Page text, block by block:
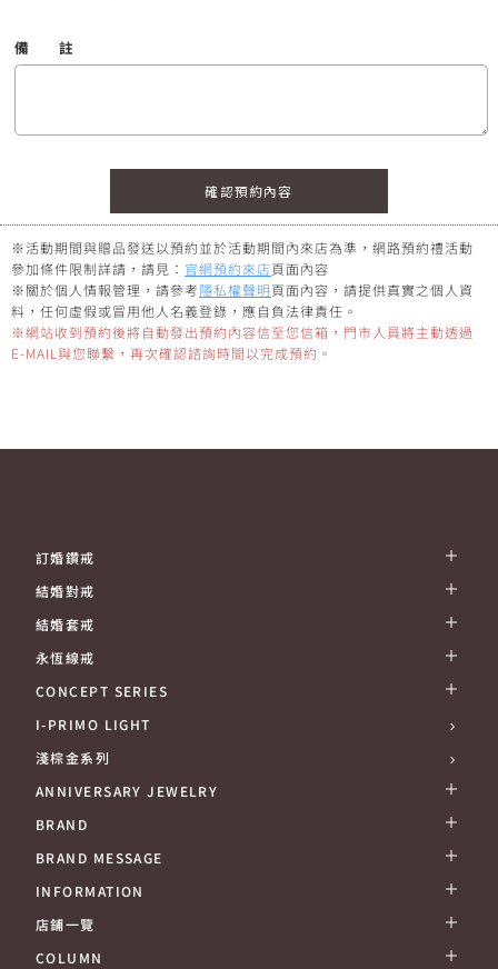
備 註
※活動期間與贈品發送以預約並於活動期間內來店為準，網路預約禮活動
參加條件限制詳請，請見： 官網預約來店頁面內容
※關於個人情報管理，請參考隱私權聲明頁面內容，請提供真實之個人資
料，任何虛假或冒用他人名義登錄，應自負法律責任。
※網站收到預約後將自動發出預約內容信至您信箱，門市人員將主動透過
E-MAIL與您聯繫，再次確認諮詢時間以完成預約。
訂婚鑽戒
結婚對戒
結婚套戒
永恆線戒
CONCEPT SERIES
I-PRIMO LIGHT
淺棕金系列
ANNIVERSARY JEWELRY
BRAND
BRAND MESSAGE
INFORMATION
店鋪一覽
COLUMN